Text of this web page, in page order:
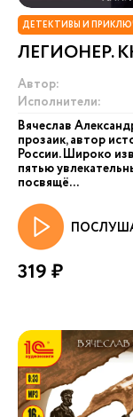
ДЕТЕКТИВЫ И
ЛЕГИОНЕР.
Автор:
Исполнители:
Вячеслав
прозаик, автор
России. Широко
пятью
посвящё...
319 ₽